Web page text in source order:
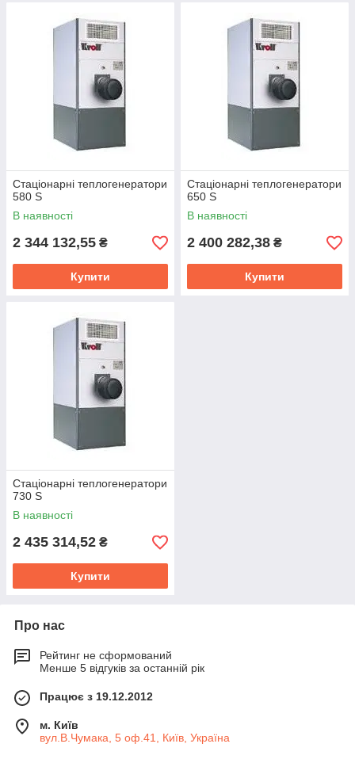
Стаціонарні теплогенератори
580 S
В наявності
2 344 132,55 ₴
Купити
Стаціонарні теплогенератори
650 S
В наявності
2 400 282,38 ₴
Купити
Стаціонарні теплогенератори
730 S
В наявності
2 435 314,52 ₴
Купити
Про нас
Рейтинг не сформований
Менше 5 відгуків за останній рік
Працює з 19.12.2012
м. Київ
вул.В.Чумака, 5 оф.41, Київ, Україна